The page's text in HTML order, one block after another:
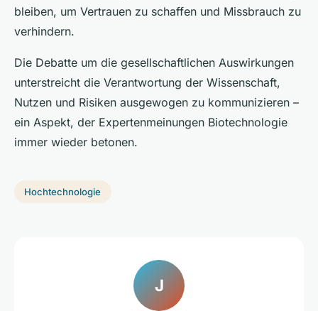
bleiben, um Vertrauen zu schaffen und Missbrauch zu
verhindern.
Die Debatte um die gesellschaftlichen Auswirkungen
unterstreicht die Verantwortung der Wissenschaft,
Nutzen und Risiken ausgewogen zu kommunizieren –
ein Aspekt, der Expertenmeinungen Biotechnologie
immer wieder betonen.
Hochtechnologie
J